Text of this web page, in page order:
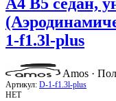
A4 B5 седан,
1-f1.3l-plus
Amos ·
Артикул: D-1-f1.3l-plus
НЕТ